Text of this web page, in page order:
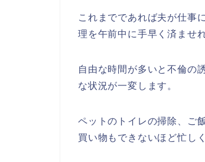
これまでであれば夫が仕事
理を午前中に手早く済ませ
自由な時間が多いと不倫の
な状況が一変します。
ペットのトイレの掃除、ご
買い物もできないほど忙し